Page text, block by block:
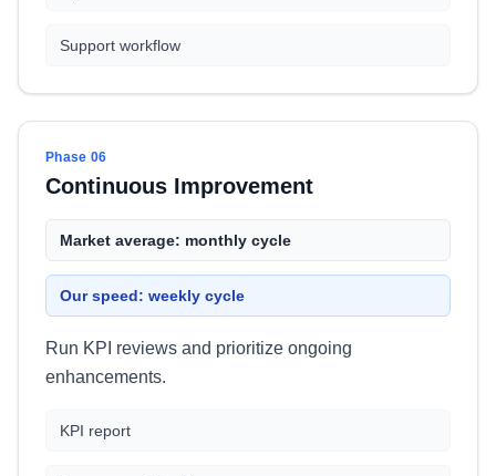
Support workflow
Phase 06
Continuous Improvement
Market average: monthly cycle
Our speed: weekly cycle
Run KPI reviews and prioritize ongoing
enhancements.
KPI report